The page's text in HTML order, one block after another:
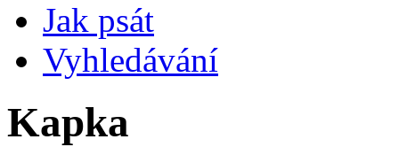
Jak psát
Vyhledávání
Kapka